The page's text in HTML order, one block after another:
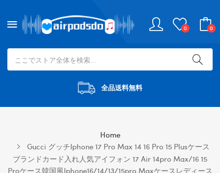
0 0
全品送料無料
Home
Gucci グッチiphone 17 Pro Max 14 16 Pro 15 Plusケース
ブランドカード入れ人気アイフォン 17 Air 14pro Max/16 15
Proケース韓国風iphone16/14/13/15pro Maxケースレディース